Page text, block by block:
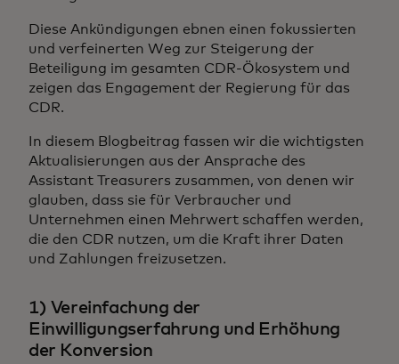
Diese Ankündigungen ebnen einen fokussierten
und verfeinerten Weg zur Steigerung der
Beteiligung im gesamten CDR-Ökosystem und
zeigen das Engagement der Regierung für das
CDR.
In diesem Blogbeitrag fassen wir die wichtigsten
Aktualisierungen aus der Ansprache des
Assistant Treasurers zusammen, von denen wir
glauben, dass sie für Verbraucher und
Unternehmen einen Mehrwert schaffen werden,
die den CDR nutzen, um die Kraft ihrer Daten
und Zahlungen freizusetzen.
1) Vereinfachung der
Einwilligungserfahrung und Erhöhung
der Konversion